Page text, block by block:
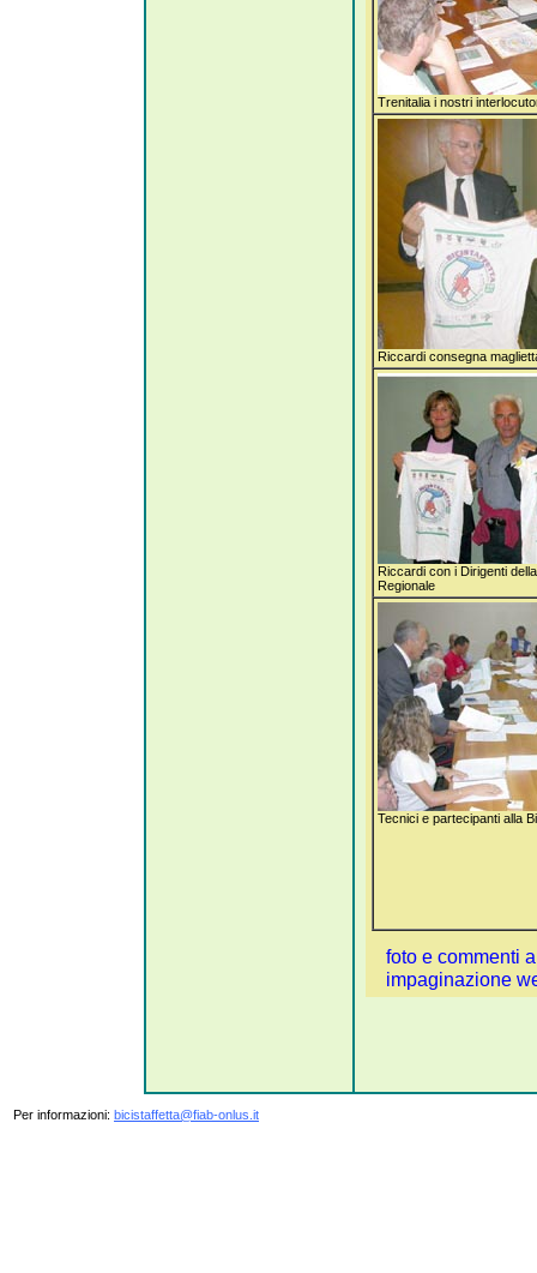
Trenitalia i nostri
Riccardi consegna
Riccardi con i Dirigenti
Regionale
Tecnici e partecipanti alla
foto e commenti
impaginazione
Per informazioni: bicistaffetta@fiab-onlus.it